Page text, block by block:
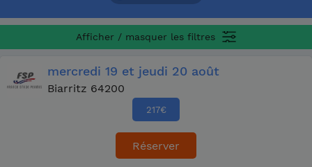
Afficher / masquer les filtres
mercredi 19 et jeudi 20 août
Biarritz 64200
217€
Réserver